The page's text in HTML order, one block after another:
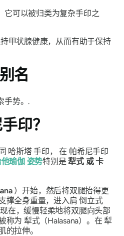
它可以被归类为复杂手印之
甲状腺健康，从而有助于保持
名
手势。.
印？
哈斯塔手印， 在 帕希尼手印
瑜伽姿势特别是犁式或卡
）开始，然后将双腿抬得更
撑全身重量，进入肩倒立式
在，缓慢轻柔地将双腿向头部
称为 犁式（Halasana）。在犁
的拉伸。